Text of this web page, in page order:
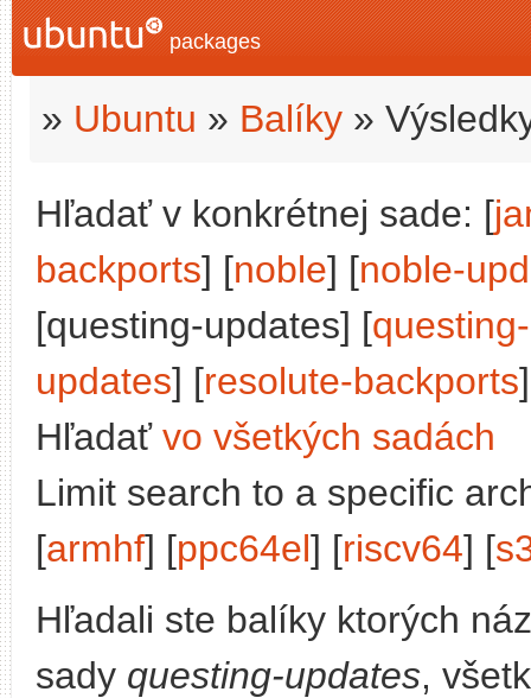
packages
» Ubuntu » Balíky »
Hľadať v konkrétnej sade: [
backports] [noble] [noble-
[questing-updates] [
updates] [resolute-backports
Hľadať vo všetkých sadách
Limit search to a specific
[armhf] [ppc64el] [riscv64] [
Hľadali ste balíky ktorých
sady questing-updates,